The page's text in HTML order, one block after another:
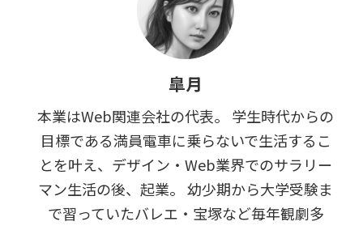
皐月
本業はWeb関連会社の代表。 学生時代からの
目標である満員電車に乗らないで生活するこ
とを叶え、デザイン・Web業界でのサラリー
マン生活の後、起業。 幼少期から大学受験ま
で習っていたバレエ・宝塚など毎年観劇多